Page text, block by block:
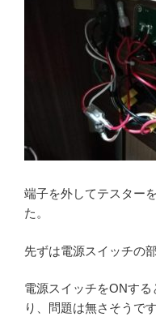
端子を外してテスター
た。
先ずは電源スイッチの部
電源スイッチをONす
り、問題は無さそうです